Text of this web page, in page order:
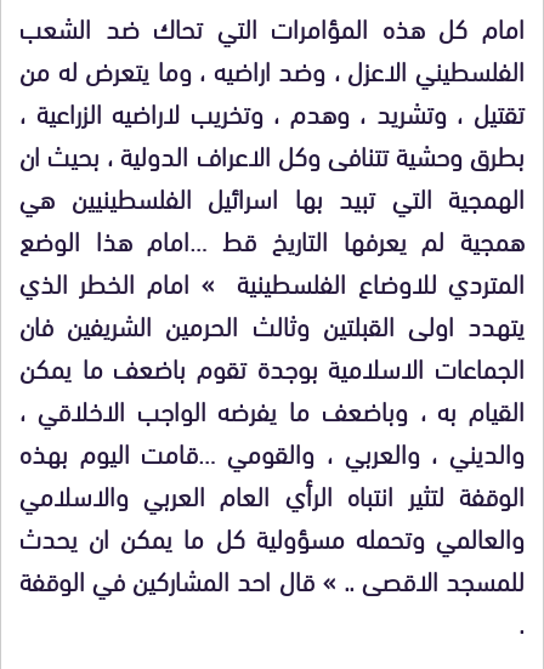
امام كل هذه المؤامرات التي تحاك ضد الشعب
الفلسطيني الاعزل ، وضد اراضيه ، وما يتعرض له من
تقتيل ، وتشريد ، وهدم ، وتخريب لاراضيه الزراعية ،
بطرق وحشية تتنافى وكل الاعراف الدولية ، بحيث ان
الهمجية التي تبيد بها اسرائيل الفلسطينيين هي
همجية لم يعرفها التاريخ قط …امام هذا الوضع
المتردي للاوضاع الفلسطينية » امام الخطر الذي
يتهدد اولى القبلتين وثالث الحرمين الشريفين فان
الجماعات الاسلامية بوجدة تقوم باضعف ما يمكن
القيام به ، وباضعف ما يفرضه الواجب الاخلاقي ،
والديني ، والعربي ، والقومي …قامت اليوم بهذه
الوقفة لتثير انتباه الرأي العام العربي والاسلامي
والعالمي وتحمله مسؤولية كل ما يمكن ان يحدث
للمسجد الاقصى .. » قال احد المشاركين في الوقفة
.